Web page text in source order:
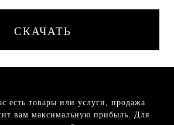
СКАЧАТЬ
есть товары или услуги, продажа
вам максимальную прибыль. Для